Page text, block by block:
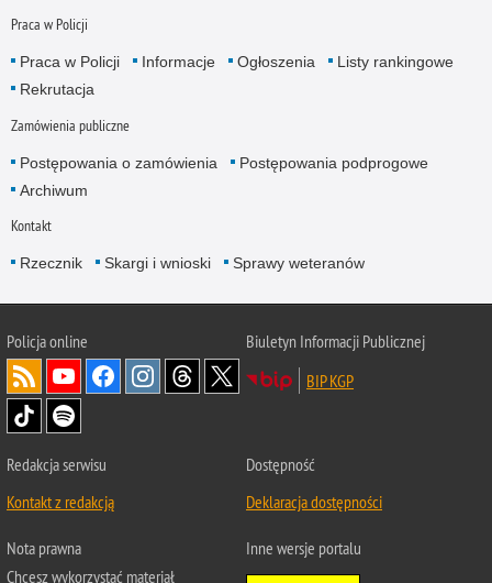
Praca w Policji
Praca w Policji Informacje Ogłoszenia
Listy rankingowe
Rekrutacja
Zamówienia publiczne
Postępowania o zamówienia
Postępowania podprogowe
Archiwum
Kontakt
Rzecznik Skargi i wnioski Sprawy weteranów
Policjaonline
Biuletyn Informacji Publicznej
BIP KGP
Redakcja serwisu
Kontakt z redakcją
Dostępność
Deklaracja dostępności
Nota prawna
Chcesz wykorzystać materiał
Inne wersje portalu